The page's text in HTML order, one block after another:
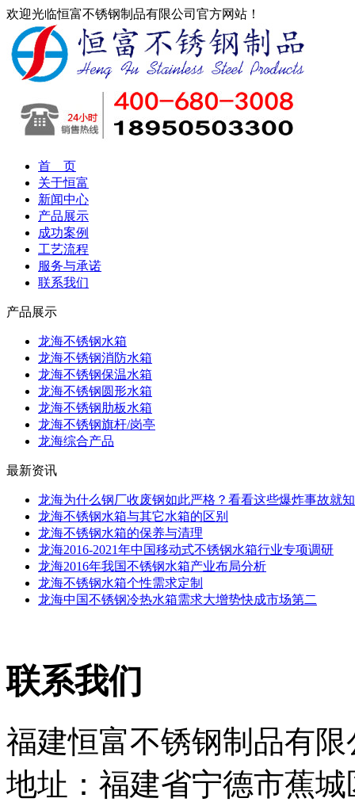
欢迎光临恒富不锈钢制品有限公司官方网站！
首 页
关于恒富
新闻中心
产品展示
成功案例
工艺流程
服务与承诺
联系我们
产品展示
龙海不锈钢水箱
龙海不锈钢消防水箱
龙海不锈钢保温水箱
龙海不锈钢圆形水箱
龙海不锈钢肋板水箱
龙海不锈钢旗杆/岗亭
龙海综合产品
最新资讯
龙海为什么钢厂收废钢如此严格？看看这些爆炸事故就
龙海不锈钢水箱与其它水箱的区别
龙海不锈钢水箱的保养与清理
龙海2016-2021年中国移动式不锈钢水箱行业专项调研
龙海2016年我国不锈钢水箱产业布局分析
龙海不锈钢水箱个性需求定制
龙海中国不锈钢冷热水箱需求大增势快成市场第二
联系我们
福建恒富不锈钢制品有限
地址：福建省宁德市蕉城